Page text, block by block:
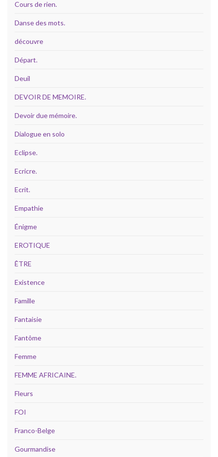
Cours de rien.
Danse des mots.
découvre
Départ.
Deuil
DEVOIR DE MEMOIRE.
Devoir due mémoire.
Dialogue en solo
Eclipse.
Ecricre.
Ecrit.
Empathie
Énigme
EROTIQUE
ÊTRE
Existence
Famille
Fantaisie
Fantôme
Femme
FEMME AFRICAINE.
Fleurs
FOI
Franco-Belge
Gourmandise